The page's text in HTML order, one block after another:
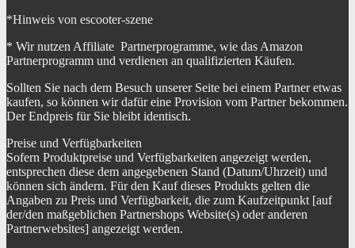
*Hinweis von escooter-szene
* Wir nutzen Affiliate Partnerprogramme, wie das Amazon
Partnerprogramm und verdienen an qualifizierten Käufen.
Sollten Sie nach dem Besuch unserer Seite bei einem Partner etwas
kaufen, so können wir dafür eine Provision vom Partner bekommen.
Der Endpreis für Sie bleibt identisch.
Preise und Verfügbarkeiten
Sofern Produktpreise und Verfügbarkeiten angezeigt werden,
entsprechen diese dem angegebenen Stand (Datum/Uhrzeit) und
können sich ändern. Für den Kauf dieses Produkts gelten die
Angaben zu Preis und Verfügbarkeit, die zum Kaufzeitpunkt [auf
der/den maßgeblichen Partnershops Website(s) oder anderen
Partnerwebsites] angezeigt werden.